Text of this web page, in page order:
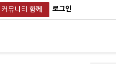
커뮤니티 함께 로그인